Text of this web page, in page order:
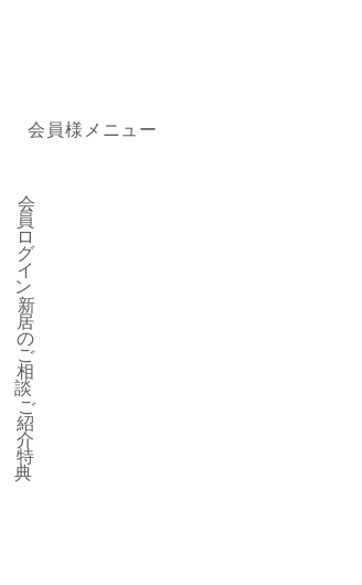
会員様メニュー
会
員
ロ
グ
イ
ン
新
居
の
ご
相
談
ご
紹
介
特
典